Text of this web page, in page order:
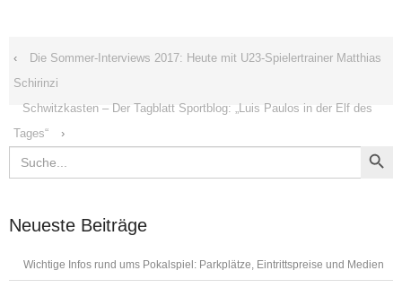
‹
Die Sommer-Interviews 2017: Heute mit U23-Spielertrainer Matthias
Schirinzi
Schwitzkasten – Der Tagblatt Sportblog: „Luis Paulos in der Elf des
Tages“
›
Search
for:
Search Button
Neueste Beiträge
Wichtige Infos rund ums Pokalspiel: Parkplätze, Eintrittspreise und Medien